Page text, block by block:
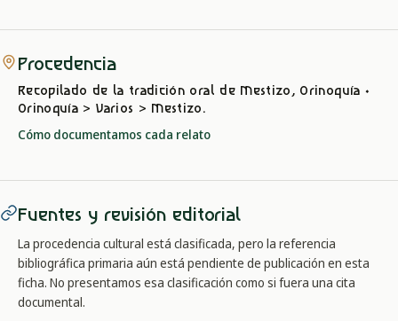
Procedencia
Recopilado de la tradición oral de Mestizo, Orinoquía ·
Orinoquía > Varios > Mestizo.
Cómo documentamos cada relato
Fuentes y revisión editorial
La procedencia cultural está clasificada, pero la referencia
bibliográfica primaria aún está pendiente de publicación en esta
ficha. No presentamos esa clasificación como si fuera una cita
documental.